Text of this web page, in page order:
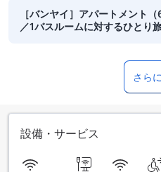
［バンヤイ］アパートメント
／1バスルームに対するひとり
さら
設備・サービス